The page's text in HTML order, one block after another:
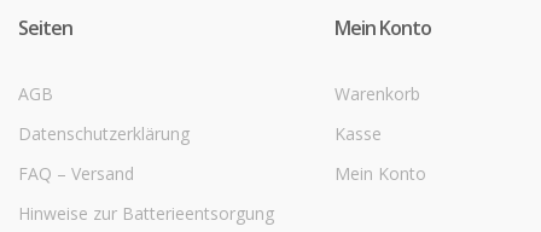
Seiten
AGB
Datenschutzerklärung
FAQ – Versand
Hinweise zur Batterieentsorgung
Mein Konto
Warenkorb
Kasse
Mein Konto